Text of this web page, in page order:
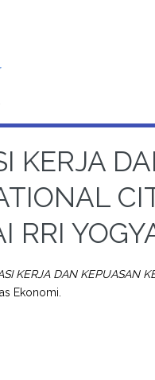
KERJA
RRI
KERJA DAN KEPUASAN
Ekonomi.